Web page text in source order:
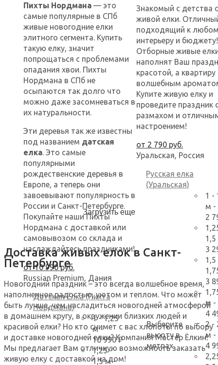
Пихты Нордмана — это
самые популярные в СПб
живые новогодние елки
элитного сегмента. Купить
такую елку, значит
попрощаться с проблемами
опадания хвои. Пихты
Нордмана в СПб не
осыпаются так долго что
можно даже засомневаться в
их натуральности.
Эти деревья так же известны
под названием датская
елка. Это самые
популярными
рождественские деревья в
Европе, а теперь они
завоевывают популярность в
России и Санкт-Петербурге.
Покупайте наши Пихты
Нордмана с доставкой или
самовывозом со склада и
наслаждайтесь праздниками!
от10 990руб.
Russian Premium, Дания
Датская Ёлка (Пихта
Нордмана)
1 - 1,25
м -
10 990 ₽
1,25 -
1,5 м -
Знакомый с детства
живой елки.
подходящий к
интерьеру и бюджету!
Отборные живые
наполнят Ваш
красотой, а квартиру
волшебным
Купите живую елку и
проведите праздник
размахом и
настроением!
от 2 790 руб.
Уральская, Россия
Русская елка
(Уральская)
Выберите
высоту в
метрах
1 -
м -
2
3
1,5
3
м -
4
2 -
м -
4
Загрузить еще
Доставка живых елок в Санкт-
Петербурге
Новогодний праздник – это всегда волшебное время,
наполненное радостью, уютом и теплом. Что может
быть лучше, чем насладиться новогодней атмосферой
в домашнем кругу, в окружении близких людей и
красивой елки? Но кто снимет с вас хлопоты по выбору
и доставке новогодней елки? Компания Мастер Ёлкин!
Мы предлагает Вам отличную возможность заказать
живую елку с доставкой на дом!